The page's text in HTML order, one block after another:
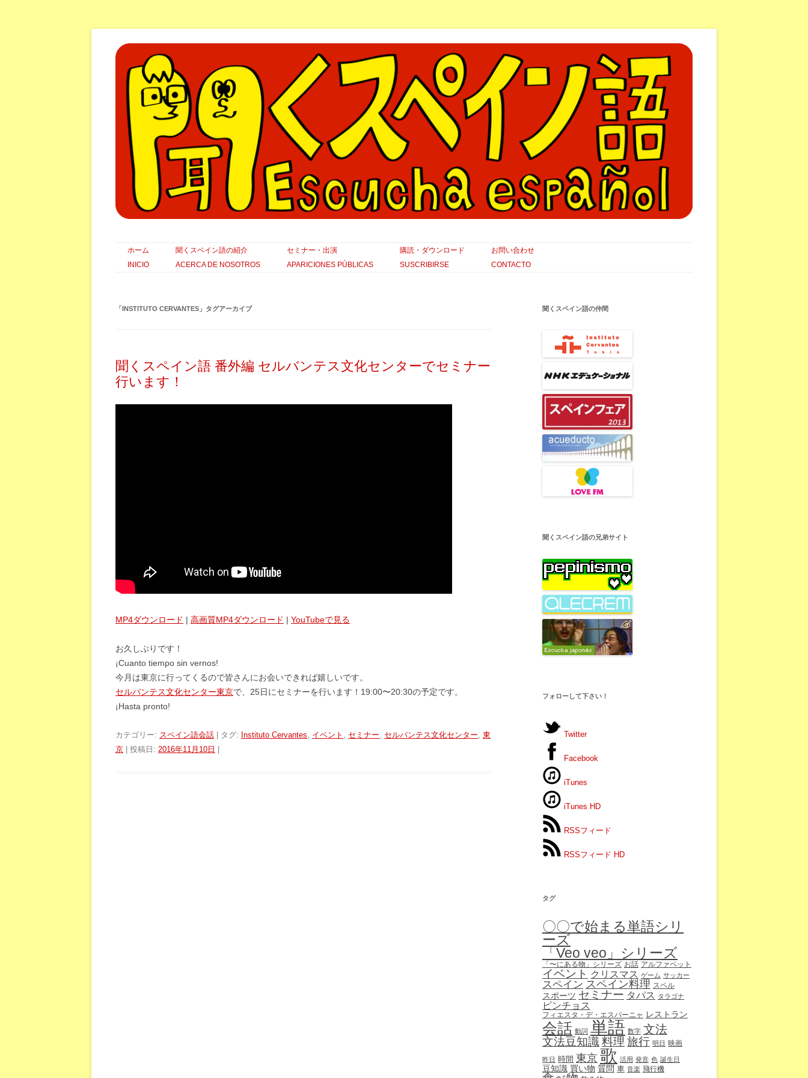
コ
ン
テ
ホーム
INICIO
聞くスペイン語の紹介
ACERCA DE NOSOTROS
セミナー・出演
APARICIONES PÚBLICAS
購読・ダウンロード
SUSCRIBIRSE
お問い合わせ
CONTACTO
「INSTITUTO CERVANTES 」タグアーカイブ
聞くスペイン語 番外編 セルバンテス文化センターでセミナー
行います！
MP4ダウンロード | 高画質MP4ダウンロード | YouTubeで見る
お久しぶりです！
¡Cuanto tiempo sin vernos!
今月は東京に行ってくるので皆さんにお会いできれば嬉しいです。
セルバンテス文化センター東京で、25日にセミナーを行います！19:00〜20:30の予定です。
¡Hasta pronto!
カテゴリー: スペイン語会話 | タグ: Instituto Cervantes イベント セミナー セルバンテス文化センター 東
京 | 投稿日: 2016年11月10日
聞くスペイン語の仲間
聞くスペイン語の兄弟サイト
フォローして下さい！
Twitter
Facebook
iTunes
iTunes HD
RSSフィード
RSSフィード HD
タグ
〇〇で始まる単語シリ
ーズ
「Veo veo」シリーズ
「〜にある物」シリーズ お話 アルファベット
イベント クリスマス ゲーム サッカー
スペイン スペイン料理 スペル
スポーツ セミナー タパス タラゴナ
ピンチョス
フィエスタ・デ・エスパーニャ レストラン
会話 動詞 単語 数字 文法
文法豆知識 料理 旅行 明日 映画
昨日 時間 東京歌 活用 発音 色 誕生日
豆知識 買い物 質問 車 音楽 飛行機